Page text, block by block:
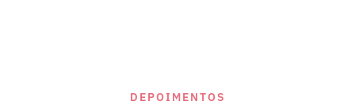
DEPOIMENTOS